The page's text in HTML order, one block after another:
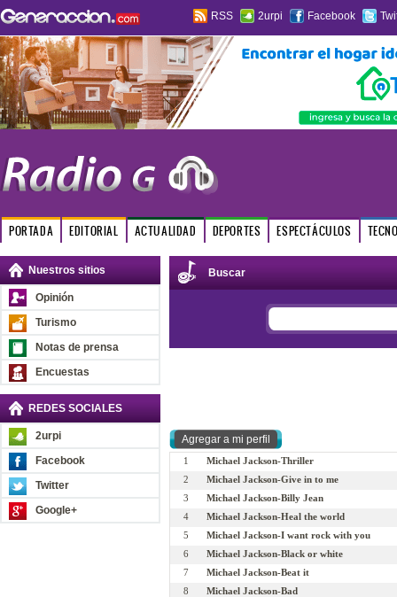
RSS 2urpi Facebook
PORTADA EDITORIAL ACTUALIDAD DEPORTES ESPECTÁCULOS
Nuestros sitios
Opinión
Turismo
Notas de prensa
Encuestas
REDES SOCIALES
2urpi
Facebook
Twitter
Google+
Buscar
1
Michael Jackson-Thriller
2
Michael Jackson-Give in to me
3
Michael Jackson-Billy Jean
4
Michael Jackson-Heal the world
5
Michael Jackson-I want rock with you
6
Michael Jackson-Black or white
7
Michael Jackson-Beat it
8
Michael Jackson-Bad